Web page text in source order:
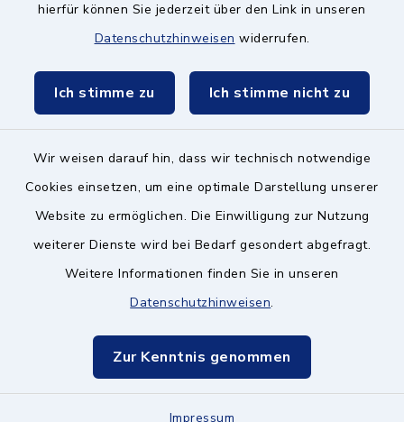
hierfür können Sie jederzeit über den Link in unseren
Datenschutzhinweisen widerrufen.
Ich stimme zu Ich stimme nicht zu
Wir weisen darauf hin, dass wir technisch notwendige
Cookies einsetzen, um eine optimale Darstellung unserer
Website zu ermöglichen. Die Einwilligung zur Nutzung
weiterer Dienste wird bei Bedarf gesondert abgefragt.
Weitere Informationen finden Sie in unseren
Datenschutzhinweisen.
Zur Kenntnis genommen
Impressum
Kontakt ins Rathaus
Barrierefreiheit
Datenschutz
Impressum
Hinweisgeberschutz
Sitemap